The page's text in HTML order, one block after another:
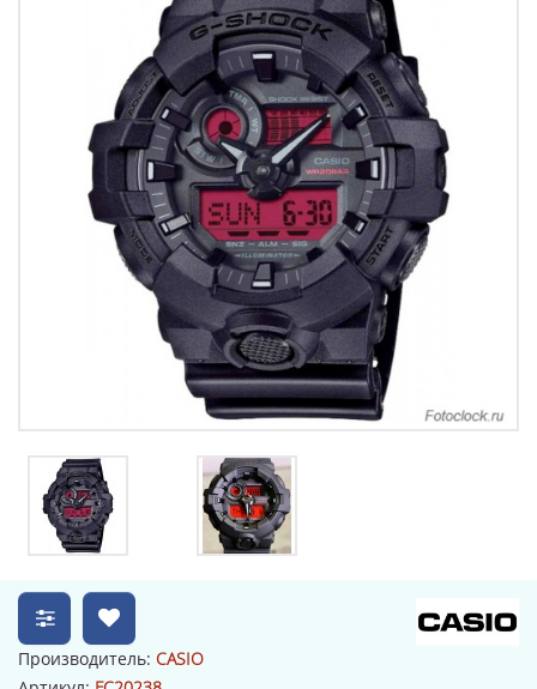
Производитель: CASIO